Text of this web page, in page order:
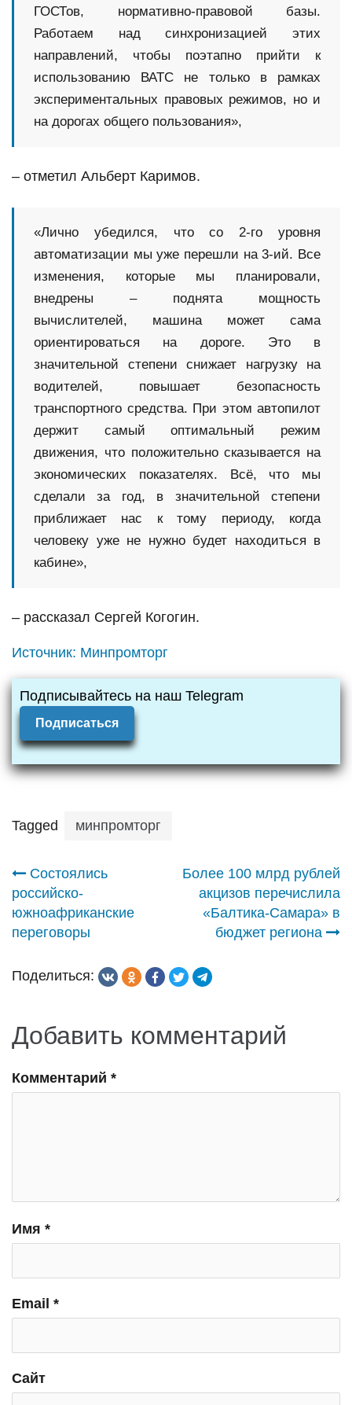
ГОСТов, нормативно-правовой базы.
Работаем над синхронизацией этих
направлений, чтобы поэтапно прийти к
использованию ВАТС не только в рамках
экспериментальных правовых режимов, но и
на дорогах общего пользования»,
– отметил Альберт Каримов.
«Лично убедился, что со 2-го уровня
автоматизации мы уже перешли на 3-ий. Все
изменения, которые мы планировали,
внедрены – поднята мощность
вычислителей, машина может сама
ориентироваться на дороге. Это в
значительной степени снижает нагрузку на
водителей, повышает безопасность
транспортного средства. При этом автопилот
держит самый оптимальный режим
движения, что положительно сказывается на
экономических показателях. Всё, что мы
сделали за год, в значительной степени
приближает нас к тому периоду, когда
человеку уже не нужно будет находиться в
кабине»,
– рассказал Сергей Когогин.
Источник: Минпромторг
Подписывайтесь на наш Telegram
Подписаться
Tagged минпромторг
Навигация
по
Состоялись
российско-
южноафриканские
переговоры
Более 100 млрд рублей
акцизов перечислила
«Балтика-Самара» в
бюджет региона
Поделиться:
Добавить комментарий
Комментарий *
Имя *
Email *
Сайт